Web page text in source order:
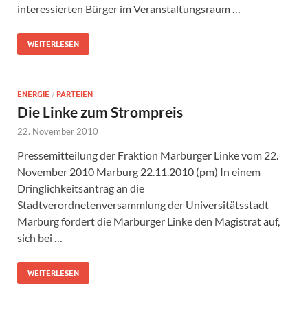
interessierten Bürger im Veranstaltungsraum …
WEITERLESEN
ENERGIE / PARTEIEN
Die Linke zum Strompreis
22. November 2010
Pressemitteilung der Fraktion Marburger Linke vom 22.
November 2010 Marburg 22.11.2010 (pm) In einem
Dringlichkeitsantrag an die
Stadtverordnetenversammlung der Universitätsstadt
Marburg fordert die Marburger Linke den Magistrat auf,
sich bei …
WEITERLESEN